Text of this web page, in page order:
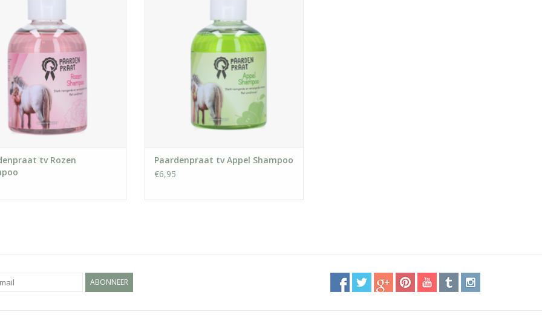
AAN WINKELWAGEN
tv Rozen
TOEVOEGEN AAN WINKELWAGEN
Paardenpraat tv Appel Shampoo
€6,95
ABONNEER